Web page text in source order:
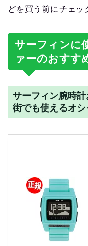
どを買う前にチェッ
サーフィンに
ァーのおすす
サーフィン腕時
街でも使えるオ